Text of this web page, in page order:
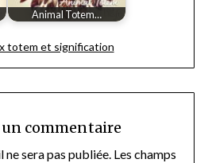
Animal Totem…
totem et signification
commentaire
sera pas publiée. Les champs